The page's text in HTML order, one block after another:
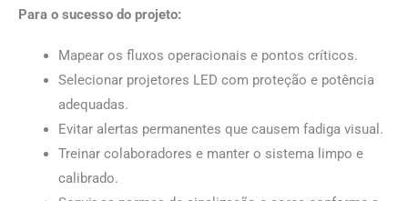
Para o sucesso do projeto:
Mapear os fluxos operacionais e pontos críticos.
Selecionar projetores LED com proteção e potência
adequadas.
Evitar alertas permanentes que causem fadiga visual.
Treinar colaboradores e manter o sistema limpo e
calibrado.